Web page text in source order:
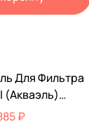
Для Фильтра
(Акваэль)
Pro 600
₽